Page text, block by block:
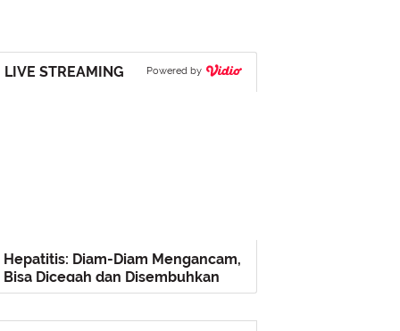
LIVE STREAMING Powered by
Hepatitis: Diam-Diam Mengancam,
Bisa Dicegah dan Disembuhkan